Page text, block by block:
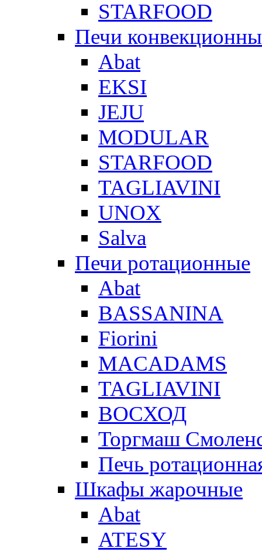
STARFOOD
Печи
Abat
EKSI
JEJU
MODULAR
STARFOOD
TAGLIAVINI
UNOX
Salva
Печи ротационные
Abat
BASSANINA
Fiorini
MACADAMS
TAGLIAVINI
ВОСХОД
Торгмаш
Печь
Шкафы жарочные
Abat
ATESY